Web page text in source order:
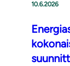
10.6.2026